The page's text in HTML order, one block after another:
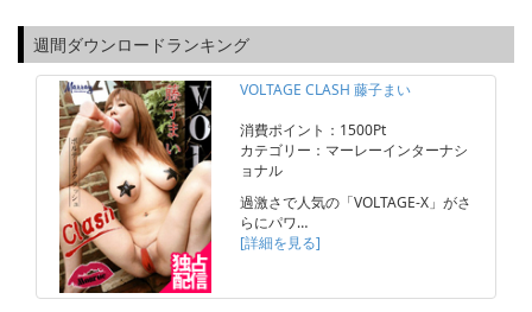
週間ダウンロードランキング
VOLTAGE CLASH 藤子まい
消費ポイント：1500Pt
カテゴリー：マーレーインターナシ
ョナル
過激さで人気の「VOLTAGE-X」がさ
らにパワ…
[詳細を見る]